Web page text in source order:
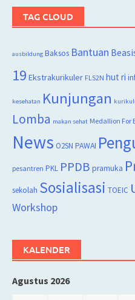
TAG CLOUD
ausbildung Baksos Bantuan
19 Ekstrakurikuler FLS2N hut ri
kesehatan Kunjungan
Lomba makan sehat Medallion For
News O2SN PAWAI
pesantren PKL PPDB pramuka
sekolah Sosialisasi TOEIC
Workshop
KALENDER
Agustus 2026